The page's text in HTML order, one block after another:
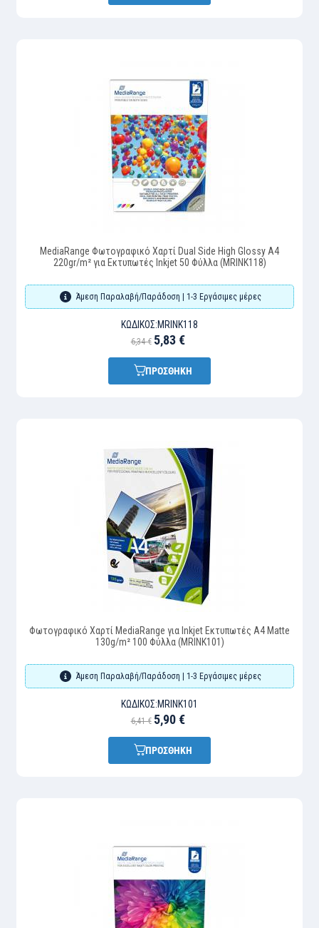
MediaRange Φωτογραφικό Χαρτί Dual Side High Glossy A4
220gr/m² για Εκτυπωτές Inkjet 50 Φύλλα (MRINK118)
Άμεση Παραλαβή/Παράδοση | 1-3 Εργάσιμες μέρες
ΚΩΔΙΚΌΣ:MRINK118
6,34 € 5,83 €
ΠΡΟΣΘΗΚΗ
Φωτογραφικό Χαρτί MediaRange για Inkjet Εκτυπωτές A4 Matte
130g/m² 100 Φύλλα (MRINK101)
Άμεση Παραλαβή/Παράδοση | 1-3 Εργάσιμες μέρες
ΚΩΔΙΚΌΣ:MRINK101
6,41 € 5,90 €
ΠΡΟΣΘΗΚΗ